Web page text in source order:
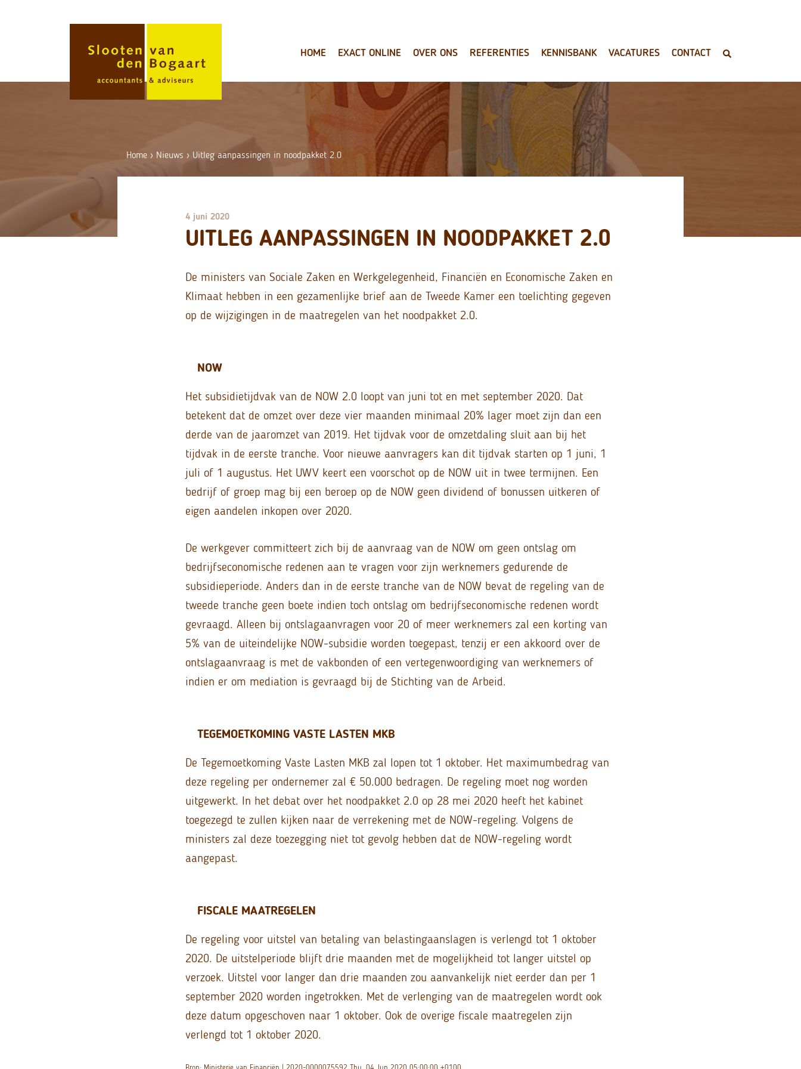
HOME EXACT ONLINE OVER ONS REFERENTIES KENNISBANK VACATURES CONTACT
Home › Nieuws › Uitleg aanpassingen in noodpakket 2.0
4 juni 2020
UITLEG AANPASSINGEN IN NOODPAKKET 2.0
De ministers van Sociale Zaken en Werkgelegenheid, Financiën en Economische Zaken en
Klimaat hebben in een gezamenlijke brief aan de Tweede Kamer een toelichting gegeven
op de wijzigingen in de maatregelen van het noodpakket 2.0.
NOW
Het subsidietijdvak van de NOW 2.0 loopt van juni tot en met september 2020. Dat
betekent dat de omzet over deze vier maanden minimaal 20% lager moet zijn dan een
derde van de jaaromzet van 2019. Het tijdvak voor de omzetdaling sluit aan bij het
tijdvak in de eerste tranche. Voor nieuwe aanvragers kan dit tijdvak starten op 1 juni, 1
juli of 1 augustus. Het UWV keert een voorschot op de NOW uit in twee termijnen. Een
bedrijf of groep mag bij een beroep op de NOW geen dividend of bonussen uitkeren of
eigen aandelen inkopen over 2020.
De werkgever committeert zich bij de aanvraag van de NOW om geen ontslag om
bedrijfseconomische redenen aan te vragen voor zijn werknemers gedurende de
subsidieperiode. Anders dan in de eerste tranche van de NOW bevat de regeling van de
tweede tranche geen boete indien toch ontslag om bedrijfseconomische redenen wordt
gevraagd. Alleen bij ontslagaanvragen voor 20 of meer werknemers zal een korting van
5% van de uiteindelijke NOW-subsidie worden toegepast, tenzij er een akkoord over de
ontslagaanvraag is met de vakbonden of een vertegenwoordiging van werknemers of
indien er om mediation is gevraagd bij de Stichting van de Arbeid.
TEGEMOETKOMING VASTE LASTEN MKB
De Tegemoetkoming Vaste Lasten MKB zal lopen tot 1 oktober. Het maximumbedrag van
deze regeling per ondernemer zal € 50.000 bedragen. De regeling moet nog worden
uitgewerkt. In het debat over het noodpakket 2.0 op 28 mei 2020 heeft het kabinet
toegezegd te zullen kijken naar de verrekening met de NOW-regeling. Volgens de
ministers zal deze toezegging niet tot gevolg hebben dat de NOW-regeling wordt
aangepast.
FISCALE MAATREGELEN
De regeling voor uitstel van betaling van belastingaanslagen is verlengd tot 1 oktober
2020. De uitstelperiode blijft drie maanden met de mogelijkheid tot langer uitstel op
verzoek. Uitstel voor langer dan drie maanden zou aanvankelijk niet eerder dan per 1
september 2020 worden ingetrokken. Met de verlenging van de maatregelen wordt ook
deze datum opgeschoven naar 1 oktober. Ook de overige fiscale maatregelen zijn
verlengd tot 1 oktober 2020.